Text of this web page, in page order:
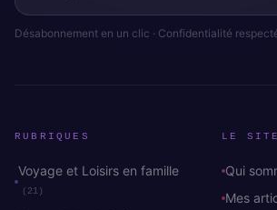
Désabonnement en un clic · Confidentialité
RUBRIQUES
Voyage et Loisirs en famille
(21)
LE SITE
Qui
Mes